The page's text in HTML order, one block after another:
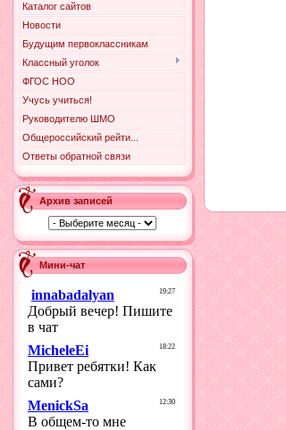
Каталог сайтов
Новости
Будущим первоклассникам
Классный уголок
ФГОС НОО
Учусь учиться!
Руководителю ШМО
Общероссийский рейти...
Ответы обратной связи
Архив записей
Мини-чат